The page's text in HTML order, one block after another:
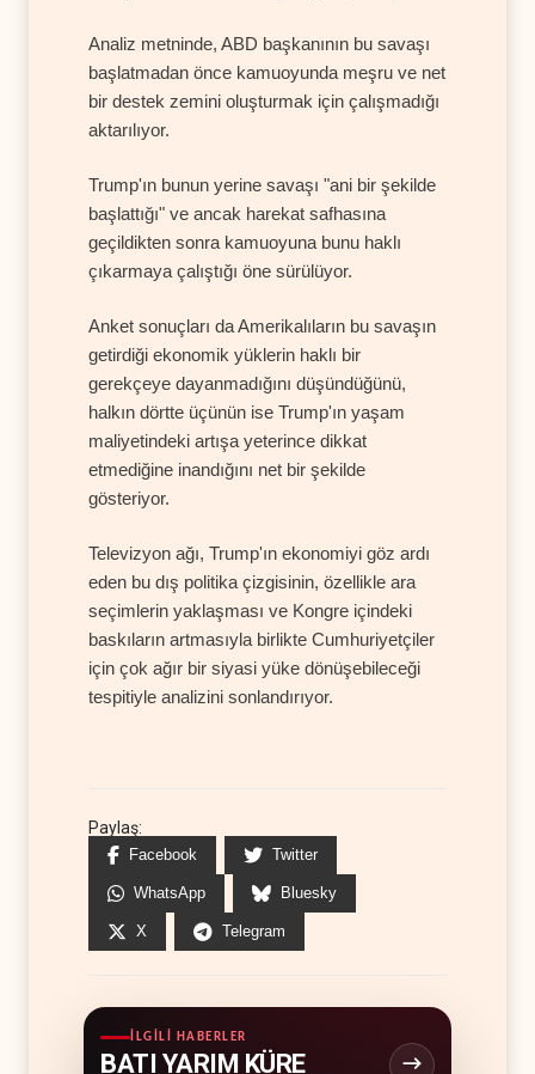
Analiz metninde, ABD başkanının bu savaşı
başlatmadan önce kamuoyunda meşru ve net
bir destek zemini oluşturmak için çalışmadığı
aktarılıyor.
Trump'ın bunun yerine savaşı "ani bir şekilde
başlattığı" ve ancak harekat safhasına
geçildikten sonra kamuoyuna bunu haklı
çıkarmaya çalıştığı öne sürülüyor.
Anket sonuçları da Amerikalıların bu savaşın
getirdiği ekonomik yüklerin haklı bir
gerekçeye dayanmadığını düşündüğünü,
halkın dörtte üçünün ise Trump'ın yaşam
maliyetindeki artışa yeterince dikkat
etmediğine inandığını net bir şekilde
gösteriyor.
Televizyon ağı, Trump'ın ekonomiyi göz ardı
eden bu dış politika çizgisinin, özellikle ara
seçimlerin yaklaşması ve Kongre içindeki
baskıların artmasıyla birlikte Cumhuriyetçiler
için çok ağır bir siyasi yüke dönüşebileceği
tespitiyle analizini sonlandırıyor.
Paylaş:
Facebook Twitter
WhatsApp Bluesky
X Telegram
İLGILI HABERLER
BATI YARIM KÜRE